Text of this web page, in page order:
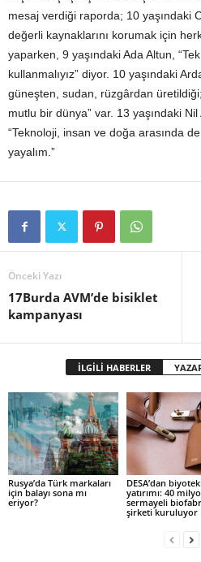
mesaj verdiği raporda; 10 yaşındaki
değerli kaynaklarını korumak için
yaparken, 9 yaşındaki Ada Altun,
kullanmalıyız” diyor. 10 yaşındaki
güneşten, sudan, rüzgârdan
mutlu bir dünya” var. 13 yaşındaki Nil
“Teknoloji, insan ve doğa arasında
yayalım.”
Önceki Yazı
17Burda AVM’de bisiklet
kampanyası
İLGİLİ HABERLER
Rusya’da Türk markaları
için balayı sona mı
eriyor?
DESA’dan
yatırımı: 40
sermayeli
şirketi kuruluyor